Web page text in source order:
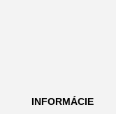
INFORMÁCIE